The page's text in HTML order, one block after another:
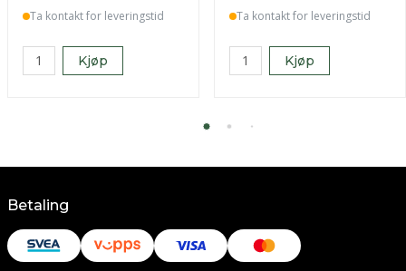
Ta kontakt for leveringstid
Kjøp
Ta kontakt for leveringstid
Kjøp
Betaling